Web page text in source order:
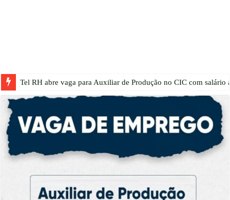
Tel RH abre vaga para Auxiliar de Produção no CIC com salário